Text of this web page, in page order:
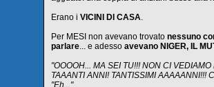
Erano i VICINI DI CASA.
Per MESI non avevano trovato nessuno
parlare... e adesso avevano NIGER, IL
"OOOOH... MA SEI TU!!! NON CI VEDIAMO
TAAANTI ANNI! TANTISSIMI AAAAANNI!!!
"Eh..."